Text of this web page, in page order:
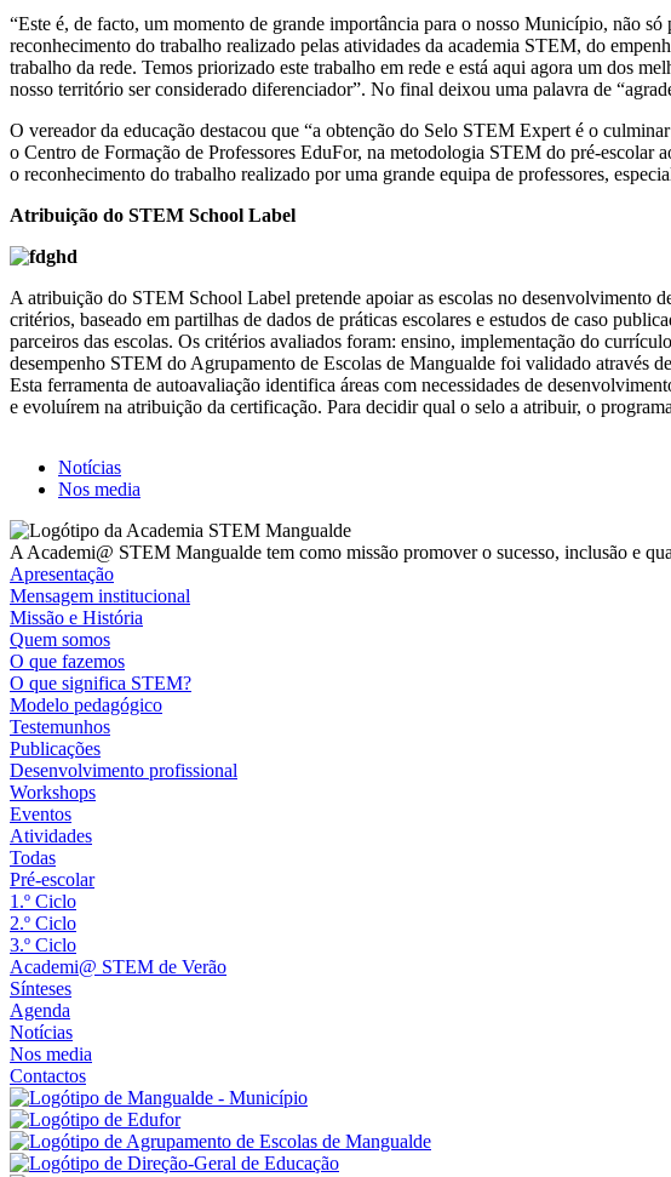
“Este é, de facto, um momento de grande importância para o nosso Município, não
reconhecimento do trabalho realizado pelas atividades da academia STEM, do
trabalho da rede. Temos priorizado este trabalho em rede e está aqui agora um dos
nosso território ser considerado diferenciador”. No final deixou uma palavra de
O vereador da educação destacou que “a obtenção do Selo STEM Expert é o
o Centro de Formação de Professores EduFor, na metodologia STEM do pré-
o reconhecimento do trabalho realizado por uma grande equipa de professores,
Atribuição do STEM School Label
A atribuição do STEM School Label pretende apoiar as escolas no desenvolvimento
critérios, baseado em partilhas de dados de práticas escolares e estudos de caso
parceiros das escolas. Os critérios avaliados foram: ensino, implementação do
desempenho STEM do Agrupamento de Escolas de Mangualde foi validado através
Esta ferramenta de autoavaliação identifica áreas com necessidades de
e evoluírem na atribuição da certificação. Para decidir qual o selo a atribuir, o
Notícias
Nos media
A Academi@ STEM Mangualde tem como missão promover o sucesso, inclusão e
Apresentação
Mensagem institucional
Missão e História
Quem somos
O que fazemos
O que significa STEM?
Modelo pedagógico
Testemunhos
Publicações
Desenvolvimento profissional
Workshops
Eventos
Atividades
Todas
Pré-escolar
1.º Ciclo
2.º Ciclo
3.º Ciclo
Academi@ STEM de Verão
Sínteses
Agenda
Notícias
Nos media
Contactos